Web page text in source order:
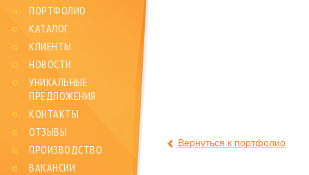
ПОРТФОЛИО
КАТАЛОГ
КЛИЕНТЫ
НОВОСТИ
УНИКАЛЬНЫЕ
ПРЕДЛОЖЕНИЯ
КОНТАКТЫ
ОТЗЫВЫ
ПРОИЗВОДСТВО
ВАКАНСИИ
Вернуться к портфолио